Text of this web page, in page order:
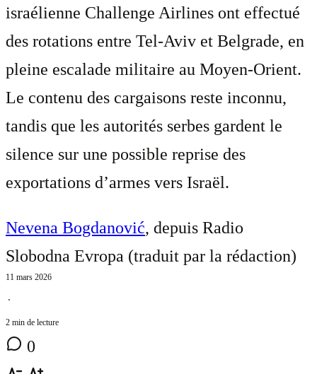
israélienne Challenge Airlines ont effectué
des rotations entre Tel-Aviv et Belgrade, en
pleine escalade militaire au Moyen-Orient.
Le contenu des cargaisons reste inconnu,
tandis que les autorités serbes gardent le
silence sur une possible reprise des
exportations d’armes vers Israël.
Nevena Bogdanović, depuis Radio
Slobodna Evropa (traduit par la rédaction)
11 mars 2026
⋅
2 min de lecture
0